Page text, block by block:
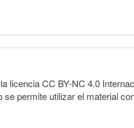
licencia CC BY-NC 4.0
permite utilizar el material